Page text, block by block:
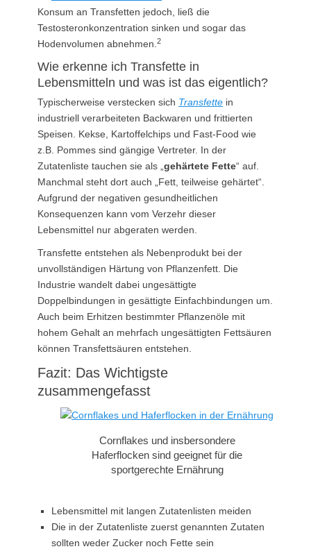
Konsum an Transfetten jedoch, ließ die
Testosteronkonzentration sinken und sogar das
Hodenvolumen abnehmen.2
Wie erkenne ich Transfette in
Lebensmitteln und was ist das eigentlich?
Typischerweise verstecken sich Transfette in
industriell verarbeiteten Backwaren und frittierten
Speisen. Kekse, Kartoffelchips und Fast-Food wie
z.B. Pommes sind gängige Vertreter. In der
Zutatenliste tauchen sie als „gehärtete Fette“ auf.
Manchmal steht dort auch „Fett, teilweise gehärtet“.
Aufgrund der negativen gesundheitlichen
Konsequenzen kann vom Verzehr dieser
Lebensmittel nur abgeraten werden.
Transfette entstehen als Nebenprodukt bei der
unvollständigen Härtung von Pflanzenfett. Die
Industrie wandelt dabei ungesättigte
Doppelbindungen in gesättigte Einfachbindungen um.
Auch beim Erhitzen bestimmter Pflanzenöle mit
hohem Gehalt an mehrfach ungesättigten Fettsäuren
können Transfettsäuren entstehen.
Fazit: Das Wichtigste
zusammengefasst
Cornflakes und insbersondere
Haferflocken sind geeignet für die
sportgerechte Ernährung
Lebensmittel mit langen Zutatenlisten meiden
Die in der Zutatenliste zuerst genannten Zutaten
sollten weder Zucker noch Fette sein